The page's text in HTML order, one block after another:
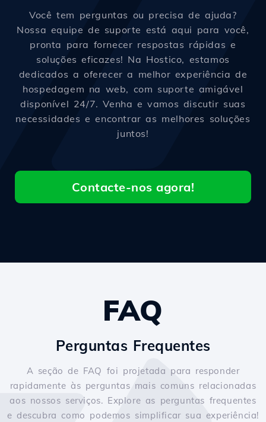
Você tem perguntas ou precisa de ajuda?
Nossa equipe de suporte está aqui para você,
pronta para fornecer respostas rápidas e
soluções eficazes! Na Hostico, estamos
dedicados a oferecer a melhor experiência de
hospedagem na web, com suporte amigável
disponível 24/7. Venha e vamos discutir suas
necessidades e encontrar as melhores soluções
juntos!
Contacte-nos agora!
FAQ
Perguntas Frequentes
A seção de FAQ foi projetada para responder
rapidamente às perguntas mais comuns relacionadas
aos nossos serviços. Explore as perguntas frequentes
e descubra como podemos simplificar sua experiência!